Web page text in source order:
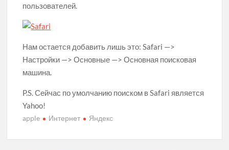
пользователей.
Нам остается добавить лишь это: Safari —>
Настройки —> Основные —> Основная поисковая
машина.
P.S. Сейчас по умолчанию поиском в Safari является
Yahoo!
apple Интернет Яндекс